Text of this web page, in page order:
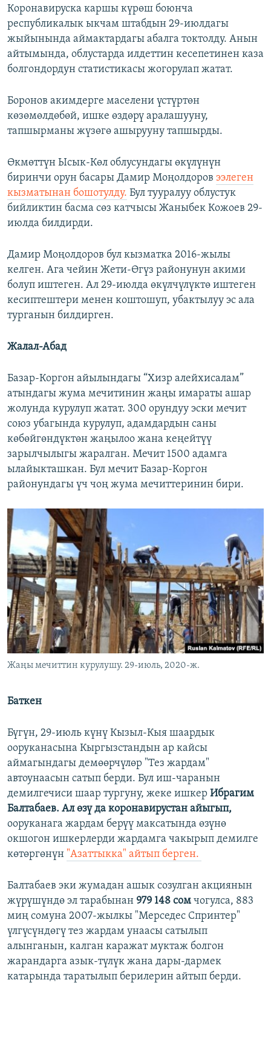
Коронавируска каршы күрөш боюнча
республикалык ыкчам штабдын 29-июлдагы
жыйынында аймактардагы абалга токтолду. Анын
айтымында, облустарда илдеттин кесепетинен каза
болгондордун статистикасы жогорулап жатат.
Боронов акимдерге маселени үстүртөн
көзөмөлдөбөй, ишке өздөрү аралашууну,
тапшырманы жүзөгө ашырууну тапшырды.
Өкмөттүн Ысык-Көл облусундагы өкүлүнүн
биринчи орун басары Дамир Моңолдоров ээлеген
кызматынан бошотулду. Бул тууралуу облустук
бийликтин басма сөз катчысы Жаныбек Кожоев 29-
июлда билдирди.
Дамир Моңолдоров бул кызматка 2016-жылы
келген. Ага чейин Жети-Өгүз районунун акими
болуп иштеген. Ал 29-июлда өкүлчүлүктө иштеген
кесиптештери менен коштошуп, убактылуу эс ала
турганын билдирген.
Жалал-Абад
Базар-Коргон айылындагы “Хизр алейхисалам”
атындагы жума мечитинин жаңы имараты ашар
жолунда курулуп жатат. 300 орундуу эски мечит
союз убагында курулуп, адамдардын саны
көбөйгөндүктөн жаңылоо жана кеңейтүү
зарылчылыгы жаралган. Мечит 1500 адамга
ылайыкташкан. Бул мечит Базар-Коргон
районундагы үч чоң жума мечиттеринин бири.
Жаңы мечиттин курулушу. 29-июль, 2020-ж.
Баткен
Бүгүн, 29-июль күнү Кызыл-Кыя шаардык
ооруканасына Кыргызстандын ар кайсы
аймагындагы демөөрчүлөр "Тез жардам"
автоунаасын сатып берди. Бул иш-чаранын
демилгечиси шаар тургуну, жеке ишкер Ибрагим
Балтабаев. Ал өзү да коронавирустан айыгып,
ооруканага жардам берүү максатында өзүнө
окшогон ишкерлерди жардамга чакырып демилге
көтөргөнүн "Азаттыкка" айтып берген. ​
Балтабаев эки жумадан ашык созулган акциянын
жүрүшүндө эл тарабынан 979 148 сом чогулса, 883
миң сомуна 2007-жылкы "Мерседес Спринтер"
үлгүсүндөгү тез жардам унаасы сатылып
алынганын, калган каражат муктаж болгон
жарандарга азык-түлүк жана дары-дармек
катарында таратылып берилерин айтып берди.